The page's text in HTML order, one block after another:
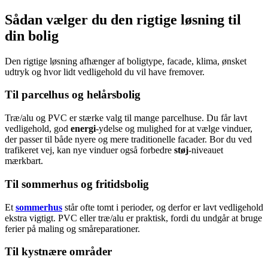
Sådan vælger du den rigtige løsning til
din bolig
Den rigtige løsning afhænger af boligtype, facade, klima, ønsket
udtryk og hvor lidt vedligehold du vil have fremover.
Til parcelhus og helårsbolig
Træ/alu og PVC er stærke valg til mange parcelhuse. Du får lavt
vedligehold, god energi-ydelse og mulighed for at vælge vinduer,
der passer til både nyere og mere traditionelle facader. Bor du ved
trafikeret vej, kan nye vinduer også forbedre støj-niveauet
mærkbart.
Til sommerhus og fritidsbolig
Et sommerhus står ofte tomt i perioder, og derfor er lavt vedligehold
ekstra vigtigt. PVC eller træ/alu er praktisk, fordi du undgår at bruge
ferier på maling og småreparationer.
Til kystnære områder